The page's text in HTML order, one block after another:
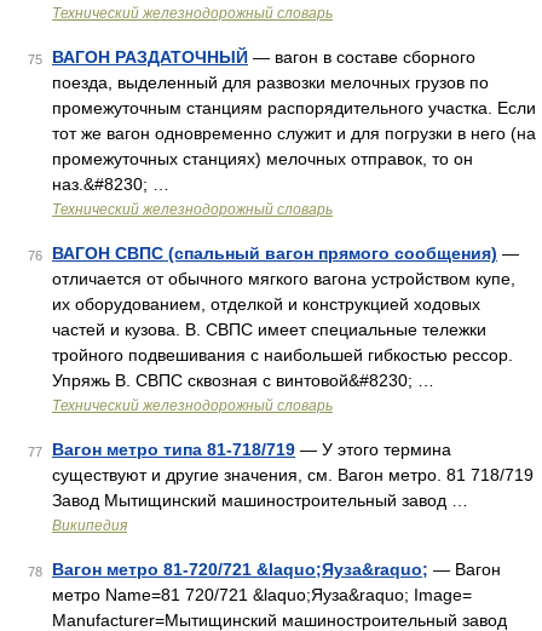
Технический железнодорожный словарь
75 ВАГОН РАЗДАТОЧНЫЙ — вагон в составе сборного
поезда, выделенный для развозки мелочных грузов по
промежуточным станциям распорядительного участка. Если
тот же вагон одновременно служит и для погрузки в него (на
промежуточных станциях) мелочных отправок, то он
наз.&#8230; …
Технический железнодорожный словарь
76 ВАГОН СВПС (спальный вагон прямого сообщения) —
отличается от обычного мягкого вагона устройством купе,
их оборудованием, отделкой и конструкцией ходовых
частей и кузова. В. СВПС имеет специальные тележки
тройного подвешивания с наибольшей гибкостью рессор.
Упряжь В. СВПС сквозная с винтовой&#8230; …
Технический железнодорожный словарь
77 Вагон метро типа 81-718/719 — У этого термина
существуют и другие значения, см. Вагон метро. 81 718/719
Завод Мытищинский машиностроительный завод …
Википедия
78 Вагон метро 81-720/721 &laquo;Яуза&raquo; — Вагон
метро Name=81 720/721 &laquo;Яуза&raquo; Image=
Manufacturer=Мытищинский машиностроительный завод